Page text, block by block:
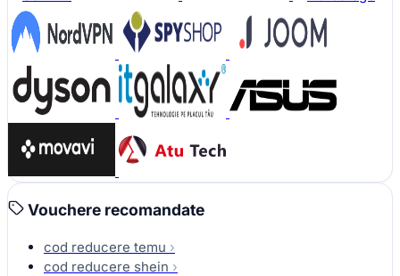
Vouchere recomandate
cod reducere temu ›
cod reducere shein ›